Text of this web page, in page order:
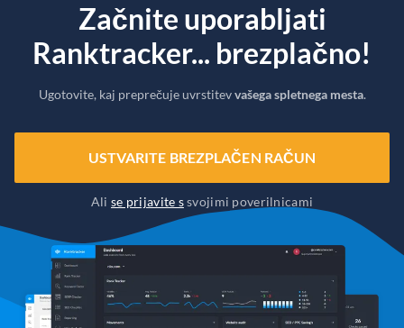
Začnite uporabljati
Ranktracker... brezplačno!
Ugotovite, kaj preprečuje uvrstitevvašega spletnega mesta.
USTVARITE BREZPLAČEN RAČUN
Alise prijavite ssvojimi poverilnicami